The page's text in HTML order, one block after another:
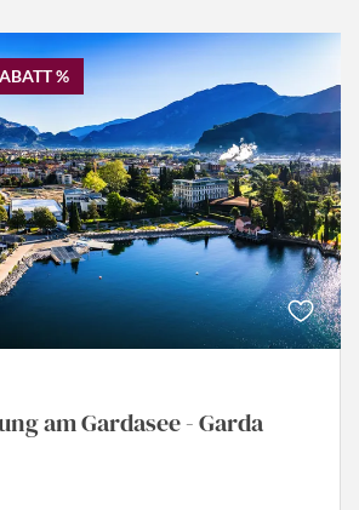
%
am Gardasee - Garda